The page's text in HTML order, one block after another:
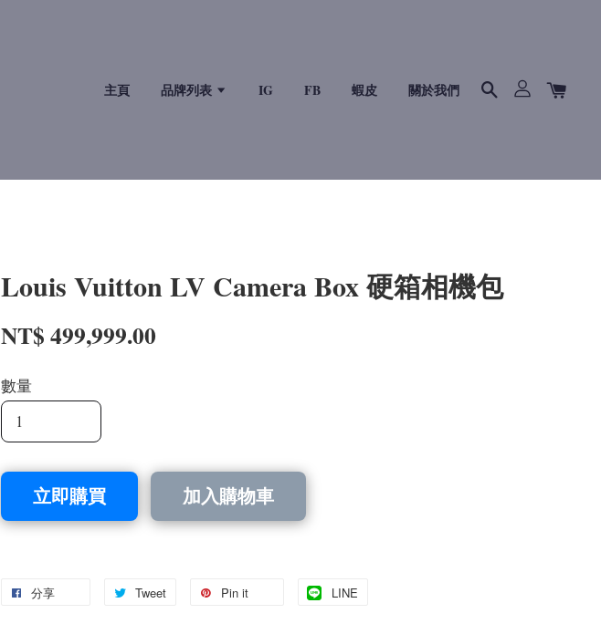
主頁 品牌列表 IG FB 蝦皮 關於我們
Louis Vuitton LV Camera Box 硬箱相機包
NT$ 499,999.00
數量
立即購買 加入購物車
分享 Tweet Pin it LINE